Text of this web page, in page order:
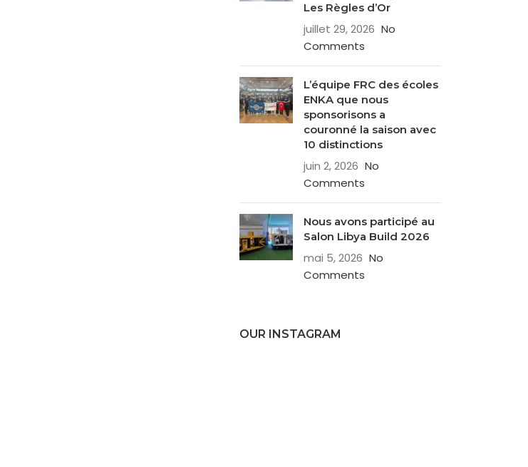
Les Règles d’Or
juillet 29, 2026 No
Comments
L’équipe FRC des écoles
ENKA que nous
sponsorisons a
couronné la saison avec
10 distinctions
juin 2, 2026 No
Comments
Nous avons participé au
Salon Libya Build 2026
mai 5, 2026 No
Comments
OUR INSTAGRAM